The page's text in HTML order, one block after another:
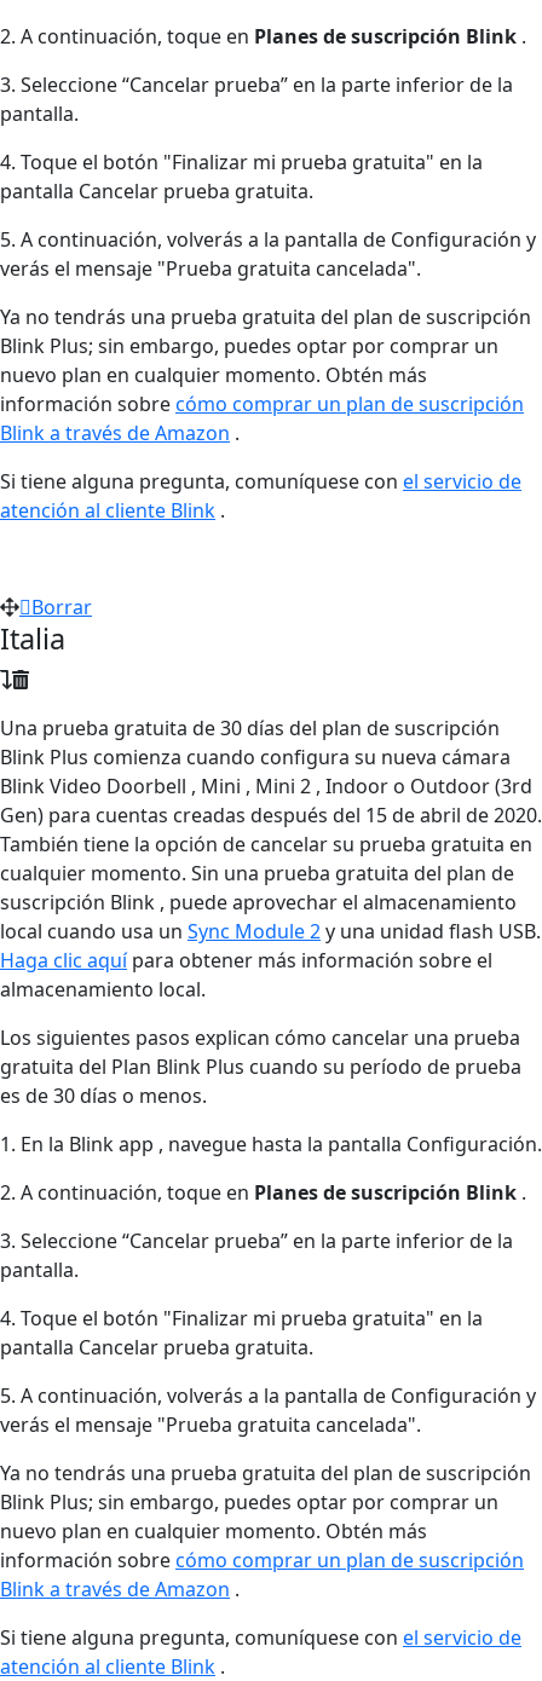
2. A continuación, toque en Planes de suscripción Blink .
3. Seleccione “Cancelar prueba” en la parte inferior de la
pantalla.
4. Toque el botón "Finalizar mi prueba gratuita" en la
pantalla Cancelar prueba gratuita.
5. A continuación, volverás a la pantalla de Configuración y
verás el mensaje "Prueba gratuita cancelada".
Ya no tendrás una prueba gratuita del plan de suscripción
Blink Plus; sin embargo, puedes optar por comprar un
nuevo plan en cualquier momento. Obtén más
información sobrecómo comprar un plan de suscripción
Blink a través de Amazon .
Si tiene alguna pregunta, comuníquese con el servicio de
atención al cliente Blink .
Borrar
Italia
Una prueba gratuita de 30 días del plan de suscripción
Blink Plus comienza cuando configura su nueva cámara
Blink Video Doorbell , Mini , Mini 2 , Indoor o Outdoor (3rd
Gen) para cuentas creadas después del 15 de abril de 2020.
También tiene la opción de cancelar su prueba gratuita en
cualquier momento. Sin una prueba gratuita del plan de
suscripción Blink , puede aprovechar el almacenamiento
local cuando usa un Sync Module 2y una unidad flash USB.
Haga clic aquípara obtener más información sobre el
almacenamiento local.
Los siguientes pasos explican cómo cancelar una prueba
gratuita del Plan Blink Plus cuando su período de prueba
es de 30 días o menos.
1. En la Blink app , navegue hasta la pantalla Configuración.
2. A continuación, toque en Planes de suscripción Blink .
3. Seleccione “Cancelar prueba” en la parte inferior de la
pantalla.
4. Toque el botón "Finalizar mi prueba gratuita" en la
pantalla Cancelar prueba gratuita.
5. A continuación, volverás a la pantalla de Configuración y
verás el mensaje "Prueba gratuita cancelada".
Ya no tendrás una prueba gratuita del plan de suscripción
Blink Plus; sin embargo, puedes optar por comprar un
nuevo plan en cualquier momento. Obtén más
información sobrecómo comprar un plan de suscripción
Blink a través de Amazon .
Si tiene alguna pregunta, comuníquese con el servicio de
atención al cliente Blink .